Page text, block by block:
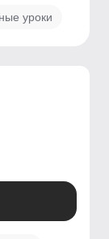
уроки